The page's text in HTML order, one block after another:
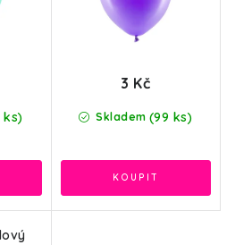
ks) Skladem (99 ks)
3 Kč